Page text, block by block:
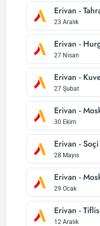
Erivan -
23 Aralık
Erivan -
27 Nisan
Erivan -
27 Şubat
Erivan -
30 Ekim
Erivan -Soçi
28 Mayıs
Erivan -
29 Ocak
Erivan -Tiflis
12 Aralık